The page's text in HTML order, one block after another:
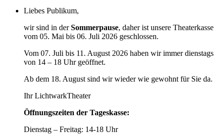
Liebes Publikum,
wir sind in derSommerpause, daher ist unsere Theaterkasse
vom 05. Mai bis 06. Juli 2026 geschlossen.
Vom 07. Juli bis 11. August 2026 haben wir immer dienstags
von 14 – 18 Uhr geöffnet.
Ab dem 18. August sind wir wieder wie gewohnt für Sie da.
Ihr LichtwarkTheater
Öffnungszeiten der Tageskasse:
Dienstag – Freitag: 14-18 Uhr